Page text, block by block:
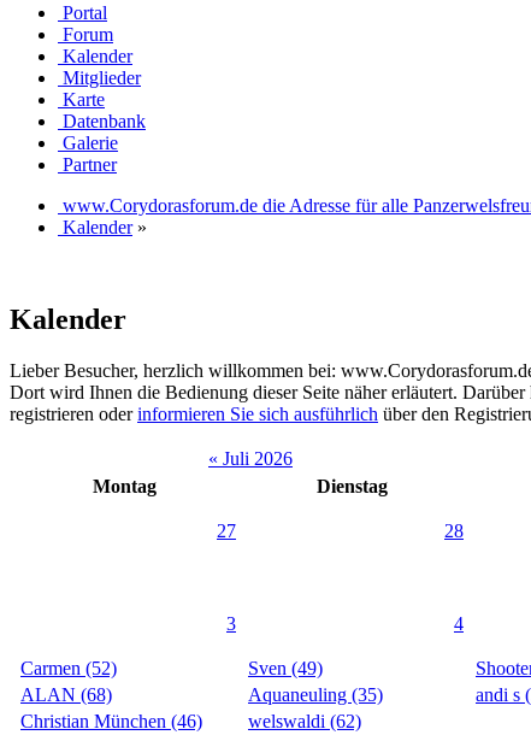
Portal
Forum
Kalender
Mitglieder
Karte
Datenbank
Galerie
Partner
www.Corydorasforum.de die Adresse für alle
Kalender»
Kalender
Lieber Besucher, herzlich willkommen bei:
Dort wird Ihnen die Bedienung dieser Seite näher erläutert.
registrieren oderinformieren Sie sich ausführlich über den
« Juli 2026
Montag
Dienstag
27 28
3
Carmen (52)
ALAN (68)
Christian München (46)
4
Sven (49)
Aquaneuling (35)
welswaldi (62)
andi s